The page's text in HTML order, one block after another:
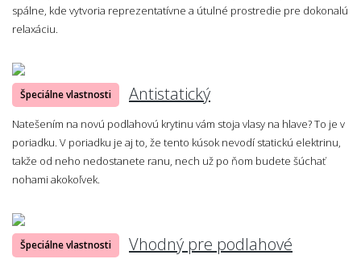
spálne, kde vytvoria reprezentatívne a útulné prostredie pre dokonalú
relaxáciu.
Špeciálne vlastnosti Antistatický
Natešením na novú podlahovú krytinu vám stoja vlasy na hlave? To je v
poriadku. V poriadku je aj to, že tento kúsok nevodí statickú elektrinu,
takže od neho nedostanete ranu, nech už po ňom budete šúchať
nohami akokoľvek.
Špeciálne vlastnosti
Vhodný pre podlahové